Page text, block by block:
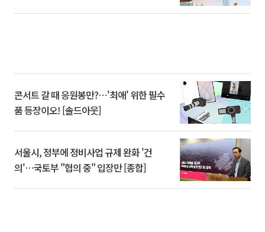
콘서트 갈 때 응원봉만?⋯'최애' 위한 필수
품 등장이오! [솔드아웃]
서울시, 정부에 정비사업 규제 완화 '건
의'⋯국토부 "협의 중" 입장만 [종합]